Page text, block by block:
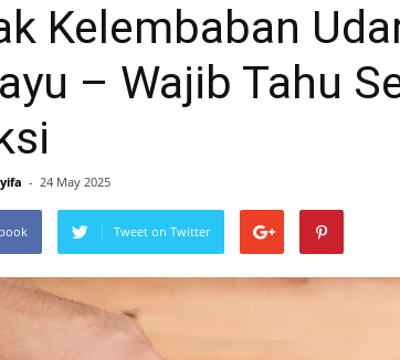
Lem
HPL,
Kertas,
Kelembaban
– Wajib Tahu
- 24 May 2025
Tweet on Twitter